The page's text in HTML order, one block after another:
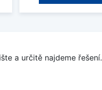
a určitě najdeme řešení.